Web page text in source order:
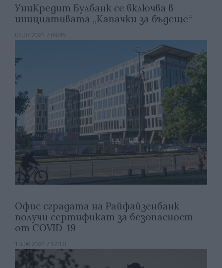
УниКредит Булбанк се включва в
инициативата „Капачки за бъдеще“
02.07.2021 / 09:45
Офис сградата на Райфайзенбанк
получи сертификат за безопасност
от COVID-19
10.06.2021 / 12:10